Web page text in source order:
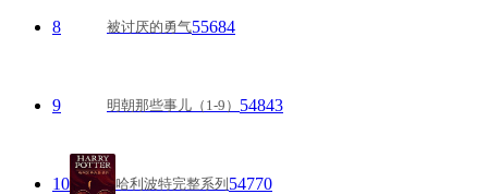
8 被讨厌的勇气55684
9 明朝那些事儿（1-9） 54843
10 哈利波特完整系列 54770